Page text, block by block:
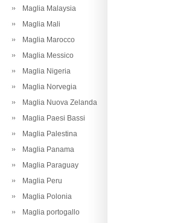
Maglia Malaysia
Maglia Mali
Maglia Marocco
Maglia Messico
Maglia Nigeria
Maglia Norvegia
Maglia Nuova Zelanda
Maglia Paesi Bassi
Maglia Palestina
Maglia Panama
Maglia Paraguay
Maglia Peru
Maglia Polonia
Maglia portogallo